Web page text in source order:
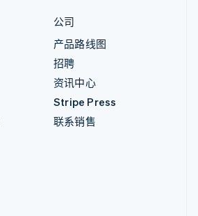
公司
产品路线图
招聘
资讯中心
Stripe Press
联系销售